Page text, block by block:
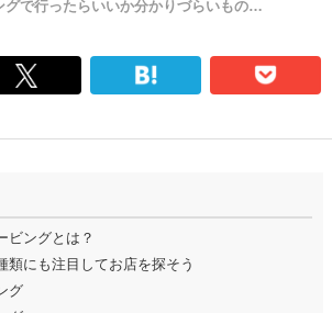
グで行ったらいいか分かりづらいもの…
ビングとは？
類にも注目してお店を探そう
グ